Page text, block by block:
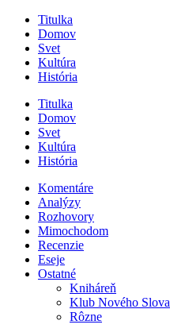
Titulka
Domov
Svet
Kultúra
História
Titulka
Domov
Svet
Kultúra
História
Komentáre
Analýzy
Rozhovory
Mimochodom
Recenzie
Eseje
Ostatné
Kniháreň
Klub Nového Slova
Rôzne